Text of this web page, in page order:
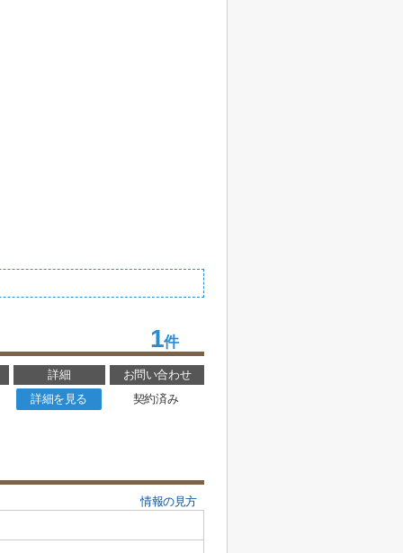
1件
詳細
お問い合わせ
詳細を見る
契約済み
情報の見方